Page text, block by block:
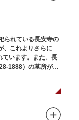
られている長安寺の
、これよりさらに
ています。また、長
1888）の墓所があ